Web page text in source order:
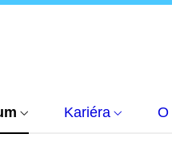
Kariéra O